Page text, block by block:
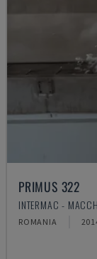
PRIMUS 322
INTERMAC -
ROMANIA